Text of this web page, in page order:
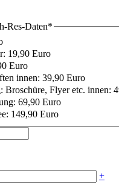
Res-Daten*
19,90 Euro
Euro
innen: 39,90 Euro
Broschüre, Flyer etc. innen:
69,90 Euro
149,90 Euro
+